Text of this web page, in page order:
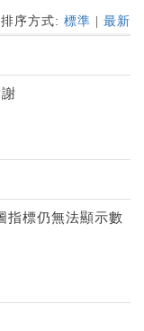
排序方式: 標準 最新
指標仍無法顯示數